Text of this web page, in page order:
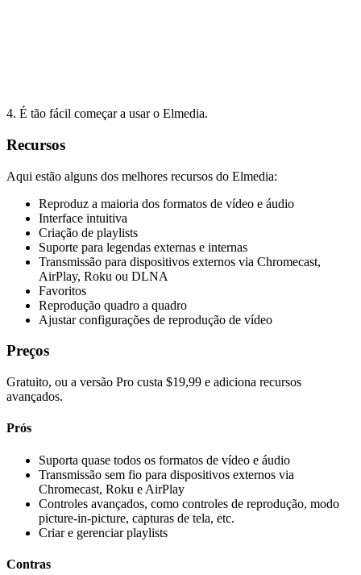
4. É tão fácil começar a usar o Elmedia.
Recursos
Aqui estão alguns dos melhores recursos do Elmedia:
Reproduz a maioria dos formatos de vídeo e áudio
Interface intuitiva
Criação de playlists
Suporte para legendas externas e internas
Transmissão para dispositivos externos via Chromecast,
AirPlay, Roku ou DLNA
Favoritos
Reprodução quadro a quadro
Ajustar configurações de reprodução de vídeo
Preços
Gratuito, ou a versão Pro custa $19,99 e adiciona recursos
avançados.
Prós
Suporta quase todos os formatos de vídeo e áudio
Transmissão sem fio para dispositivos externos via
Chromecast, Roku e AirPlay
Controles avançados, como controles de reprodução, modo
picture-in-picture, capturas de tela, etc.
Criar e gerenciar playlists
Contras